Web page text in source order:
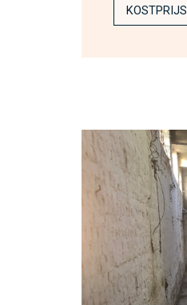
KOSTPRIJS